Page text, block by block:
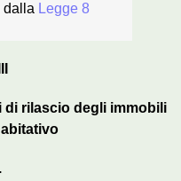
dalla Legge 8
di rilascio degli immobili